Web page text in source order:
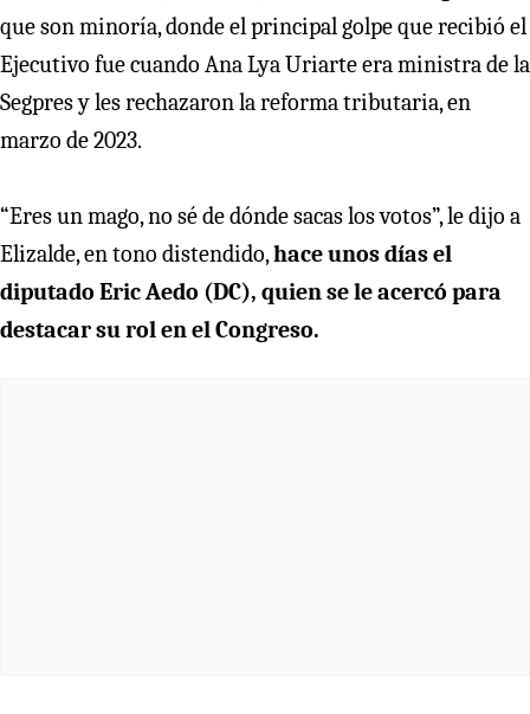
que son minoría, donde el principal golpe que recibió el
Ejecutivo fue cuando Ana Lya Uriarte era ministra de la
Segpres y les rechazaron la reforma tributaria, en
marzo de 2023.
“Eres un mago, no sé de dónde sacas los votos”, le dijo a
Elizalde, en tono distendido,hace unos días el
diputado Eric Aedo (DC), quien se le acercó para
destacar su rol en el Congreso.